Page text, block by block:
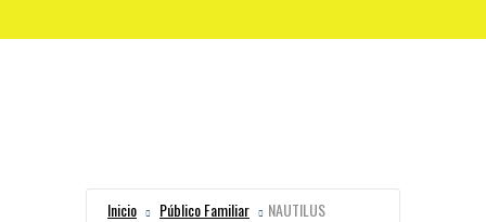
Inicio Público Familiar NAUTILUS